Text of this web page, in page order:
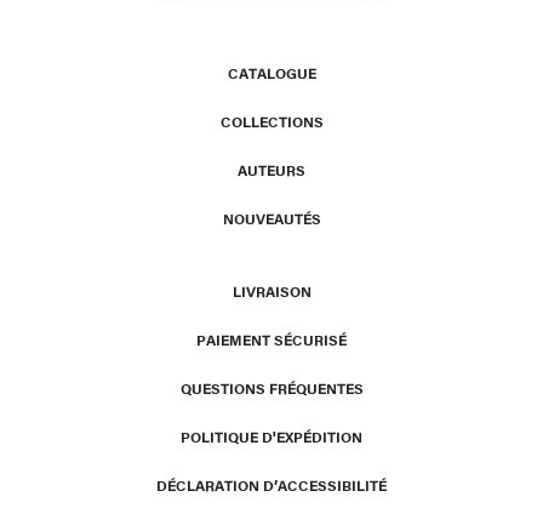
CATALOGUE
COLLECTIONS
AUTEURS
NOUVEAUTÉS
LIVRAISON
PAIEMENT SÉCURISÉ
QUESTIONS FRÉQUENTES
POLITIQUE D'EXPÉDITION
DÉCLARATION D’ACCESSIBILITÉ